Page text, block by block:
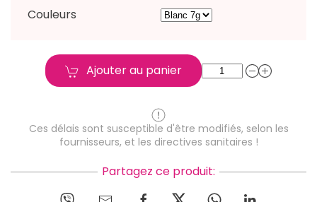
Couleurs
Ajouter au panier
Ces délais sont susceptible d'être modifiés, selon les
fournisseurs, et les directives sanitaires !
Partagez ce produit: